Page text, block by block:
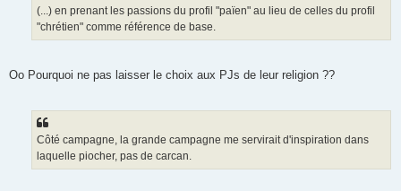
(...) en prenant les passions du profil "païen" au lieu de celles du profil
"chrétien" comme référence de base.
Oo Pourquoi ne pas laisser le choix aux PJs de leur religion ??
Côté campagne, la grande campagne me servirait d'inspiration dans
laquelle piocher, pas de carcan.